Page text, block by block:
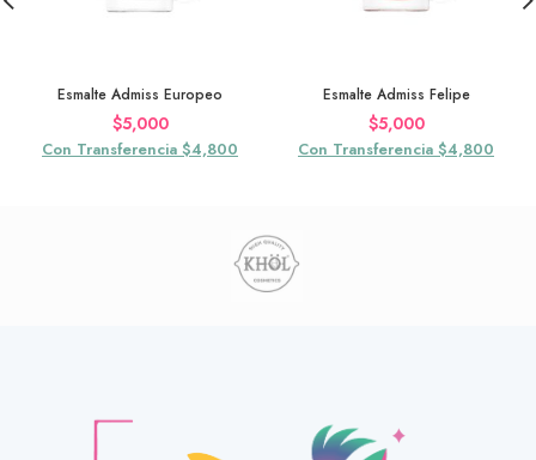
Esmalte Admiss Europeo
$5,000
Con Transferencia $4,800
Esmalte Admiss Felipe
$5,000
Con Transferencia $4,800